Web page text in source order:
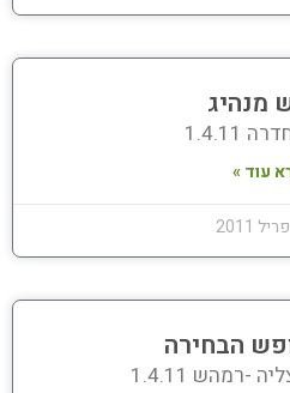
מנהיג
1.4.11
עוד »
הבחירה
-רמהש 1.4.11